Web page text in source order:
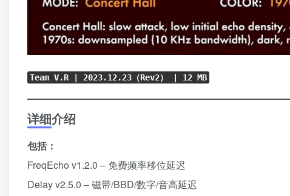
Team V.R | 2023.12.23 （Rev2） | 12 MB
详细介绍
包括：
FreqEcho v1.2.0 – 免费频率移位延迟
Delay v2.5.0 – 磁带/BBD/数字/音高延迟